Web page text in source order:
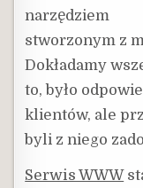
narzędziem
stworzonym z
Dokładamy
to, było
klientów, ale
byli z niego
Serwis WWW